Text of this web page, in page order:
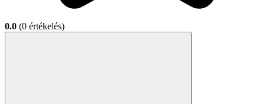
0.0 (0 értékelés)